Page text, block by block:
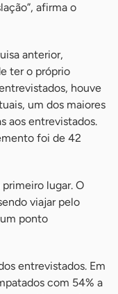
afirma o
anterior,
ter o próprio
houve
um dos maiores
aos entrevistados.
foi de 42
lugar. O
viajar pelo
ponto
entrevistados. Em
com 54% a